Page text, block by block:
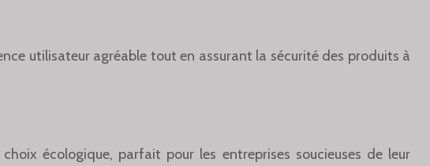
utilisateur agréable tout en assurant la sécurité des produits à
écologique, parfait pour les entreprises soucieuses de leur